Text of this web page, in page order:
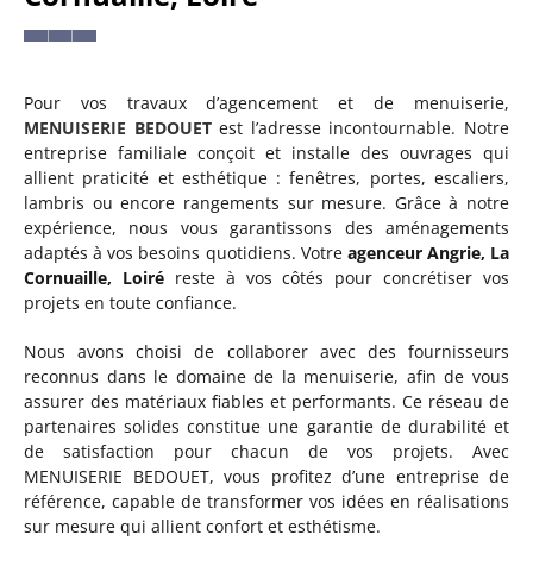
Pour vos travaux d’agencement et de menuiserie,
MENUISERIE BEDOUETest l’adresse incontournable. Notre
entreprise familiale conçoit et installe des ouvrages qui
allient praticité et esthétique : fenêtres, portes, escaliers,
lambris ou encore rangements sur mesure. Grâce à notre
expérience, nous vous garantissons des aménagements
adaptés à vos besoins quotidiens. Votre agenceur Angrie, La
Cornuaille, Loiréreste à vos côtés pour concrétiser vos
projets en toute confiance.
Nous avons choisi de collaborer avec des fournisseurs
reconnus dans le domaine de la menuiserie, afin de vous
assurer des matériaux fiables et performants. Ce réseau de
partenaires solides constitue une garantie de durabilité et
de satisfaction pour chacun de vos projets. Avec
MENUISERIE BEDOUET, vous profitez d’une entreprise de
référence, capable de transformer vos idées en réalisations
sur mesure qui allient confort et esthétisme.